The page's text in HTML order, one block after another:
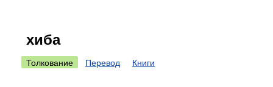
хиба
Толкование Перевод Книги